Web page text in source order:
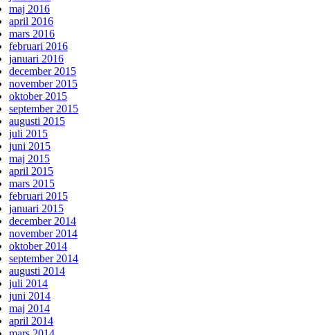
maj 2016
april 2016
mars 2016
februari 2016
januari 2016
december 2015
november 2015
oktober 2015
september 2015
augusti 2015
juli 2015
juni 2015
maj 2015
april 2015
mars 2015
februari 2015
januari 2015
december 2014
november 2014
oktober 2014
september 2014
augusti 2014
juli 2014
juni 2014
maj 2014
april 2014